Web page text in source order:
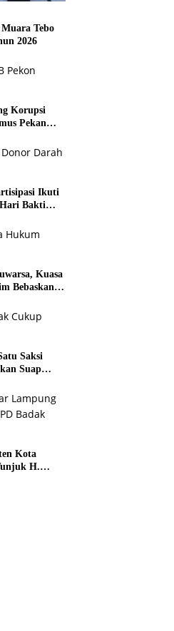
Tebo
2026
Korupsi
Pekan
Ikuti
Bakti
Kuasa
Bebaskan
Saksi
Suap
Kota
H.